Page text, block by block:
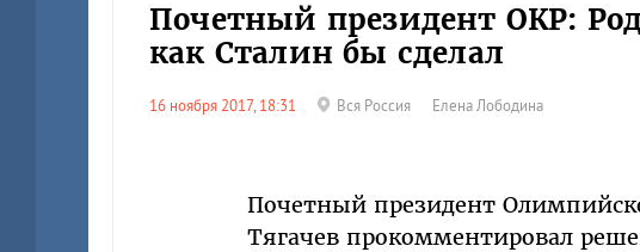
Почетный президент ОКР:
как Сталин бы сделал
16 ноября 2017, 18:31 Вся Россия Елена Лободина
Почетный президент
Тягачев прокомментировал